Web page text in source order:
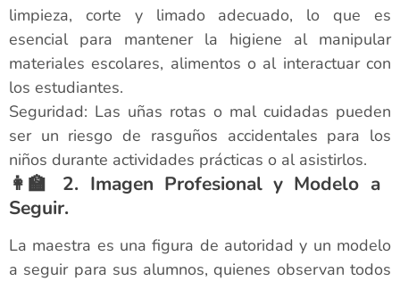
limpieza, corte y limado adecuado, lo que es
esencial para mantener la higiene al manipular
materiales escolares, alimentos o al interactuar con
los estudiantes.
Seguridad: Las uñas rotas o mal cuidadas pueden
ser un riesgo de rasguños accidentales para los
niños durante actividades prácticas o al asistirlos.
👩‍🏫 2. Imagen Profesional y Modelo a
Seguir.
La maestra es una figura de autoridad y un modelo
a seguir para sus alumnos, quienes observan todos